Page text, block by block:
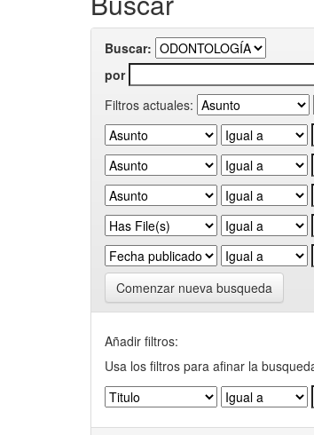
Buscar:
por
Filtros actuales:
Comenzar nueva busqueda
Añadir filtros:
Usa los filtros para afinar la